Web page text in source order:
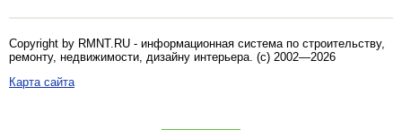
Copyright by RMNT.RU - информационная система по строительству,
ремонту, недвижимости, дизайну интерьера. (c) 2002—2026
Карта сайта